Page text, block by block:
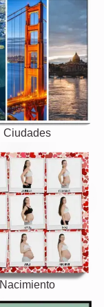
Ciudades
Nacimiento